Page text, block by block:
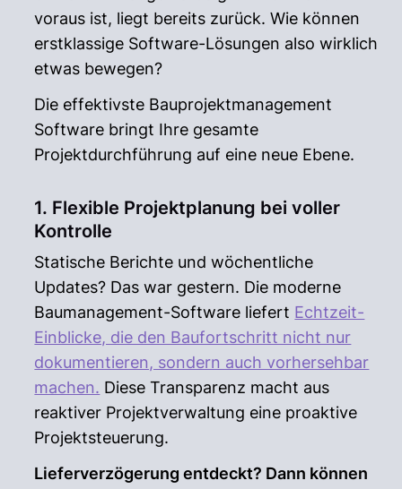
voraus ist, liegt bereits zurück. Wie können
erstklassige Software-Lösungen also wirklich
etwas bewegen?
Die effektivste Bauprojektmanagement
Software bringt Ihre gesamte
Projektdurchführung auf eine neue Ebene.
1. Flexible Projektplanung bei voller
Kontrolle
Statische Berichte und wöchentliche
Updates? Das war gestern. Die moderne
Baumanagement-Software liefert Echtzeit-
Einblicke, die den Baufortschritt nicht nur
dokumentieren, sondern auch vorhersehbar
machen. Diese Transparenz macht aus
reaktiver Projektverwaltung eine proaktive
Projektsteuerung.
Lieferverzögerung entdeckt? Dann können